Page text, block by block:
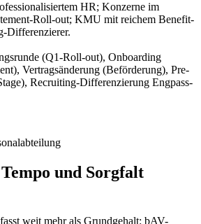
HR; Konzerne im
Roll-out; KMU mit reichem Benefit-
Differenzierer.
(Q1-Roll-out), Onboarding
Vertragsänderung (Beförderung), Pre-
Recruiting-Differenzierung Engpass-
und Sorgfalt
weit mehr als Grundgehalt: bAV-